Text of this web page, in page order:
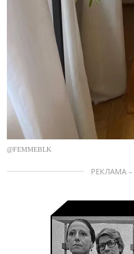
@FEMMEBLK
РЕКЛАМА